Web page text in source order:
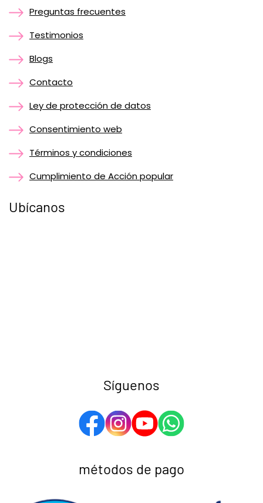
Preguntas frecuentes
Testimonios
Blogs
Contacto
Ley de protección de datos
Consentimiento web
Términos y condiciones
Cumplimiento de Acción popular
Ubícanos
Síguenos
métodos de pago